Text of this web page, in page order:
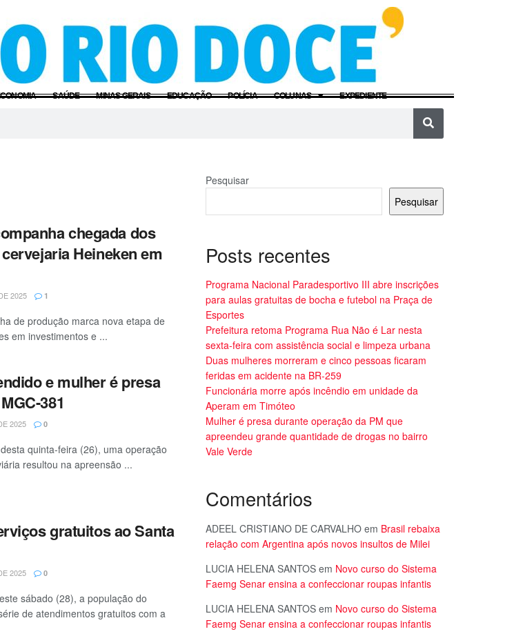
SAÚDE MINAS GERAIS EDUCAÇÃO POLÍCIA COLUNAS EXPEDIENTE
chegada dos
Heineken em
2025 1
de produção marca nova etapa de
em investimentos e ...
e mulher é presa
381
2025 0
quinta-feira (26), uma operação
resultou na apreensão ...
gratuitos ao Santa
2025 0
sábado (28), a população do
de atendimentos gratuitos com a
Pesquisar
Pesquisar
Posts recentes
Programa Nacional Paradesportivo III abre inscrições
para aulas gratuitas de bocha e futebol na Praça de
Esportes
Prefeitura retoma Programa Rua Não é Lar nesta
sexta-feira com assistência social e limpeza urbana
Duas mulheres morreram e cinco pessoas ficaram
feridas em acidente na BR-259
Funcionária morre após incêndio em unidade da
Aperam em Timóteo
Mulher é presa durante operação da PM que
apreendeu grande quantidade de drogas no bairro
Vale Verde
Comentários
ADEEL CRISTIANO DE CARVALHO em Brasil rebaixa
relação com Argentina após novos insultos de Milei
LUCIA HELENA SANTOS em Novo curso do Sistema
Faemg Senar ensina a confeccionar roupas infantis
LUCIA HELENA SANTOS em Novo curso do Sistema
Faemg Senar ensina a confeccionar roupas infantis